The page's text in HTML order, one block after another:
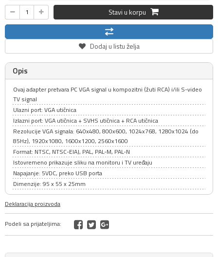
Stavi u korpu
Dodaj u listu želja
Opis
Ovaj adapter pretvara PC VGA signal u kompozitni (žuti RCA) i/ili S-video
TV signal
Ulazni port: VGA utičnica
Izlazni port: VGA utičnica + SVHS utičnica + RCA utičnica
Rezolucije VGA signala: 640x480, 800x600, 1024x768, 1280x1024 (do
85Hz), 1920x1080, 1600x1200, 2560x1600
Format: NTSC, NTSC-EIAJ, PAL, PAL-M, PAL-N
Istovremeno prikazuje sliku na monitoru i TV uređaju
Napajanje: 5VDC, preko USB porta
Dimenzije: 95 x 55 x 25mm
Deklaracija proizvoda
Podeli sa prijateljima: